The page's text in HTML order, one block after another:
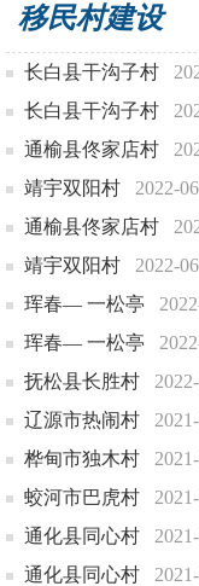
移民村建设
长白县干沟子村
长白县干沟子村
通榆县佟家店村
靖宇双阳村
2022-
通榆县佟家店村
靖宇双阳村
2022-
珲春— 一松亭
珲春— 一松亭
抚松县长胜村
辽源市热闹村
桦甸市独木村
蛟河市巴虎村
通化县同心村
通化县同心村